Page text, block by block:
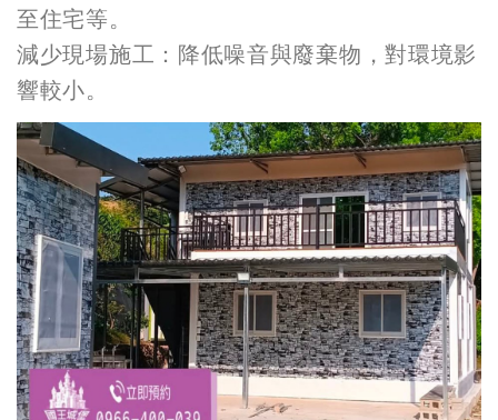
至住宅等。
減少現場施工：降低噪音與廢棄物，對環境影
響較小。